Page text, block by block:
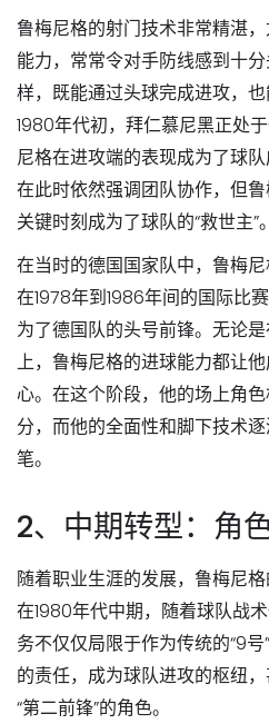
鲁梅尼格的射门技术非常精湛
能力，常常令对手防线感到十
样，既能通过头球完成进攻，
1980年代初，拜仁慕尼黑正处
尼格在进攻端的表现成为了球
在此时依然强调团队协作，但
关键时刻成为了球队的“救世主”。
在当时的德国国家队中，鲁梅
在1978年到1986年间的国际比
为了德国队的头号前锋。无论
上，鲁梅尼格的进球能力都让
心。在这个阶段，他的场上角
分，而他的全面性和脚下技术
笔。
2、中期转型：角
随着职业生涯的发展，鲁梅尼
在1980年代中期，随着球队战
务不仅仅局限于作为传统的“9
的责任，成为球队进攻的枢纽
“第二前锋”的角色。